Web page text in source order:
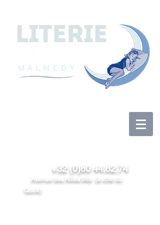
+32 (0)80 44.82.74
Avenue des Alliés 98b (à côté du
Quick)